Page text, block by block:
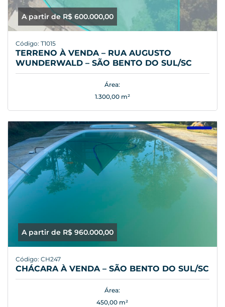
A partir de R$ 600.000,00
Código: T1015
TERRENO À VENDA – RUA AUGUSTO
WUNDERWALD – SÃO BENTO DO SUL/SC
Área:
1.300,00 m²
A partir de R$ 960.000,00
Código: CH247
CHÁCARA À VENDA – SÃO BENTO DO SUL/SC
Área:
450,00 m²